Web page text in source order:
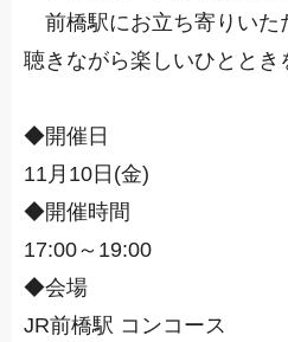
前橋駅にお立ち寄りいた
聴きながら楽しいひととき
◆開催日
11月10日(金)
◆開催時間
17:00～19:00
◆会場
JR前橋駅 コンコース